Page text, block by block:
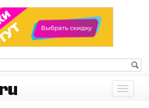
Показать
меню